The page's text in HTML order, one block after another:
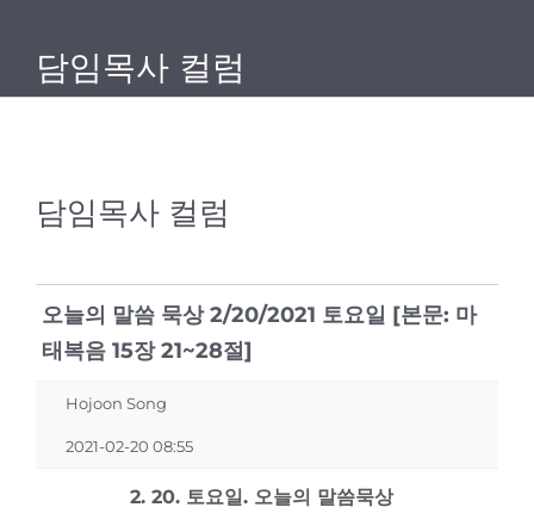
담임목사 컬럼
담임목사 컬럼
오늘의 말씀 묵상 2/20/2021 토요일 [본문: 마
태복음 15장 21~28절]
Hojoon Song
2021-02-20 08:55
2. 20. 토요일. 오늘의 말씀묵상